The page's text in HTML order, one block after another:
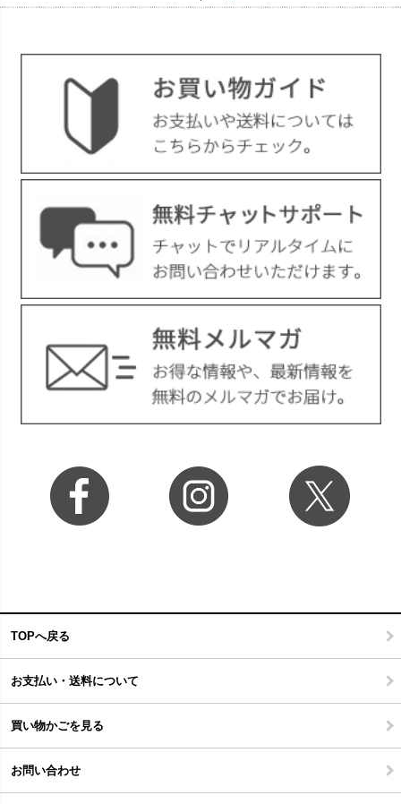
TOPへ戻る
お支払い・送料について
買い物かごを見る
お問い合わせ